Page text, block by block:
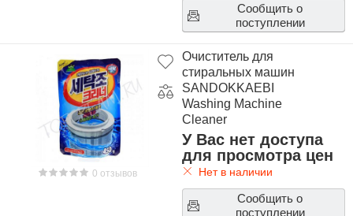
Сообщить о
поступлении
0 отзывов
Очиститель для
стиральных машин
SANDOKKAEBI
Washing Machine
Cleaner
У Вас нет доступа
для просмотра цен
Нет в наличии
Сообщить о
поступлении